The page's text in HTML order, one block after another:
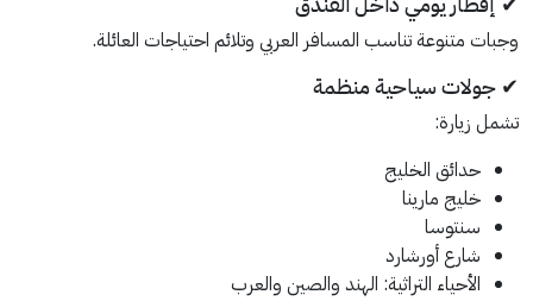
وجبات متنوعة تناسب المسافر العربي وتلائم احتياجات العائلة.
✔ جولات سياحية منظمة
تشمل زيارة:
حدائق الخليج
خليج مارينا
سنتوسا
شارع أورشارد
الأحياء التراثية: الهند والصين والعرب